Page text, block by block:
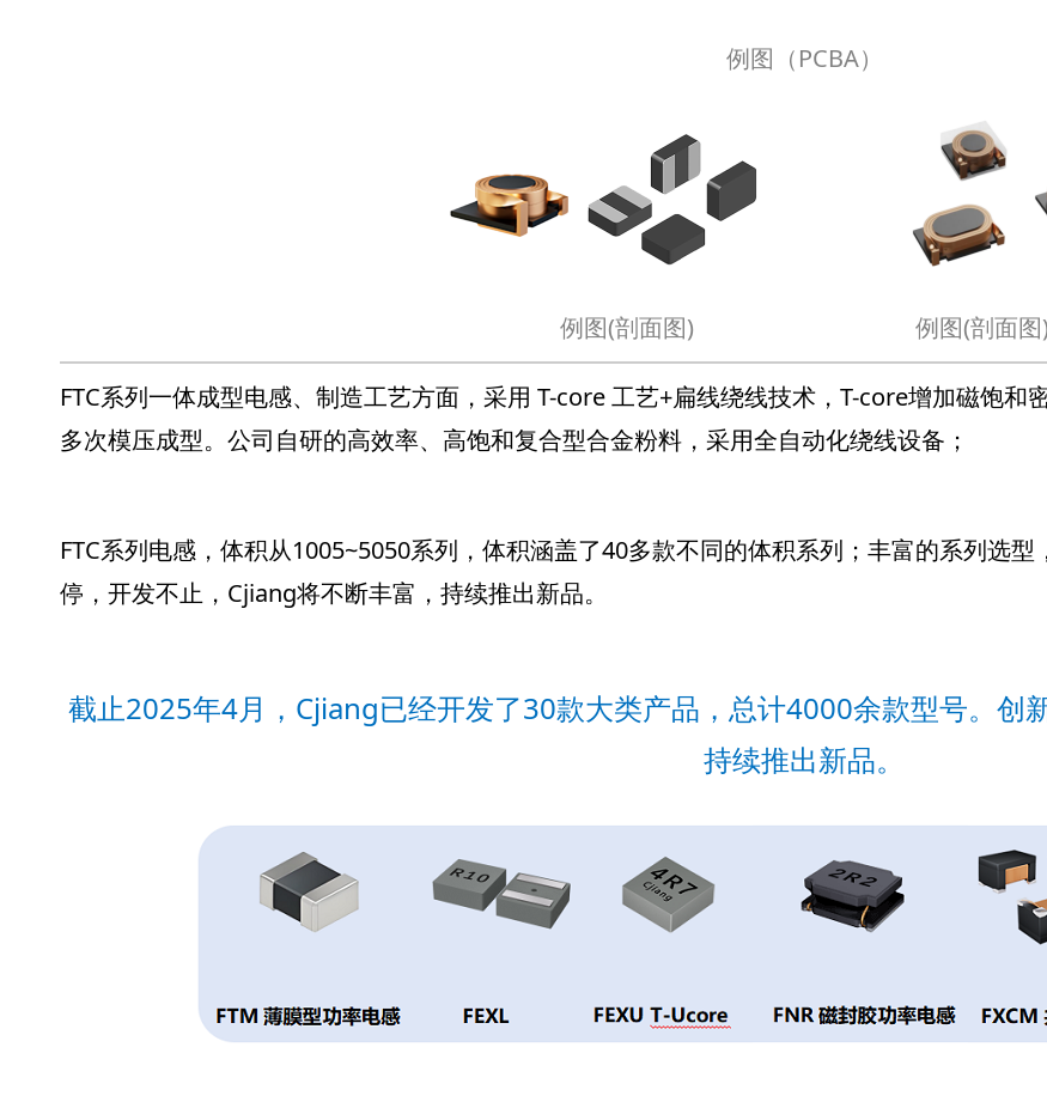
例图（PCBA）
例图(剖面图) 例图(剖面图)
FTC系列一体成型电感、制造工艺方面，采用 T-core 工艺+扁线绕线技术，T-core增加磁饱和
多次模压成型。公司自研的高效率、高饱和复合型合金粉料，采用全自动化绕线设备；
FTC系列电感，体积从1005~5050系列，体积涵盖了40多款不同的体积系列；丰富的系列选
停，开发不止，Cjiang将不断丰富，持续推出新品。
截止2025年4月，Cjiang已经开发了30款大类产品，总计4000余款型号。创
持续推出新品。